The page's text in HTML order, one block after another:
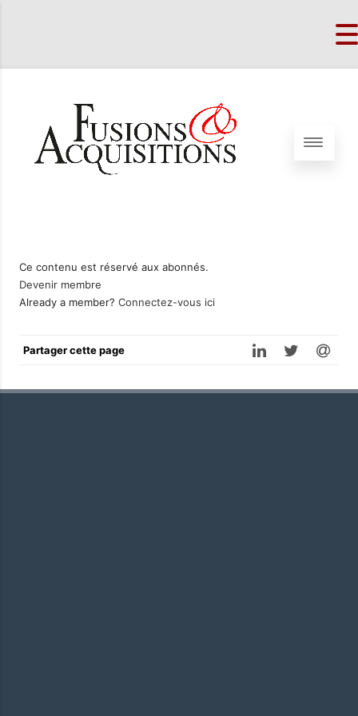
Ce contenu est réservé aux abonnés.
Devenir membre
Already a member? Connectez-vous ici
Partager cette page